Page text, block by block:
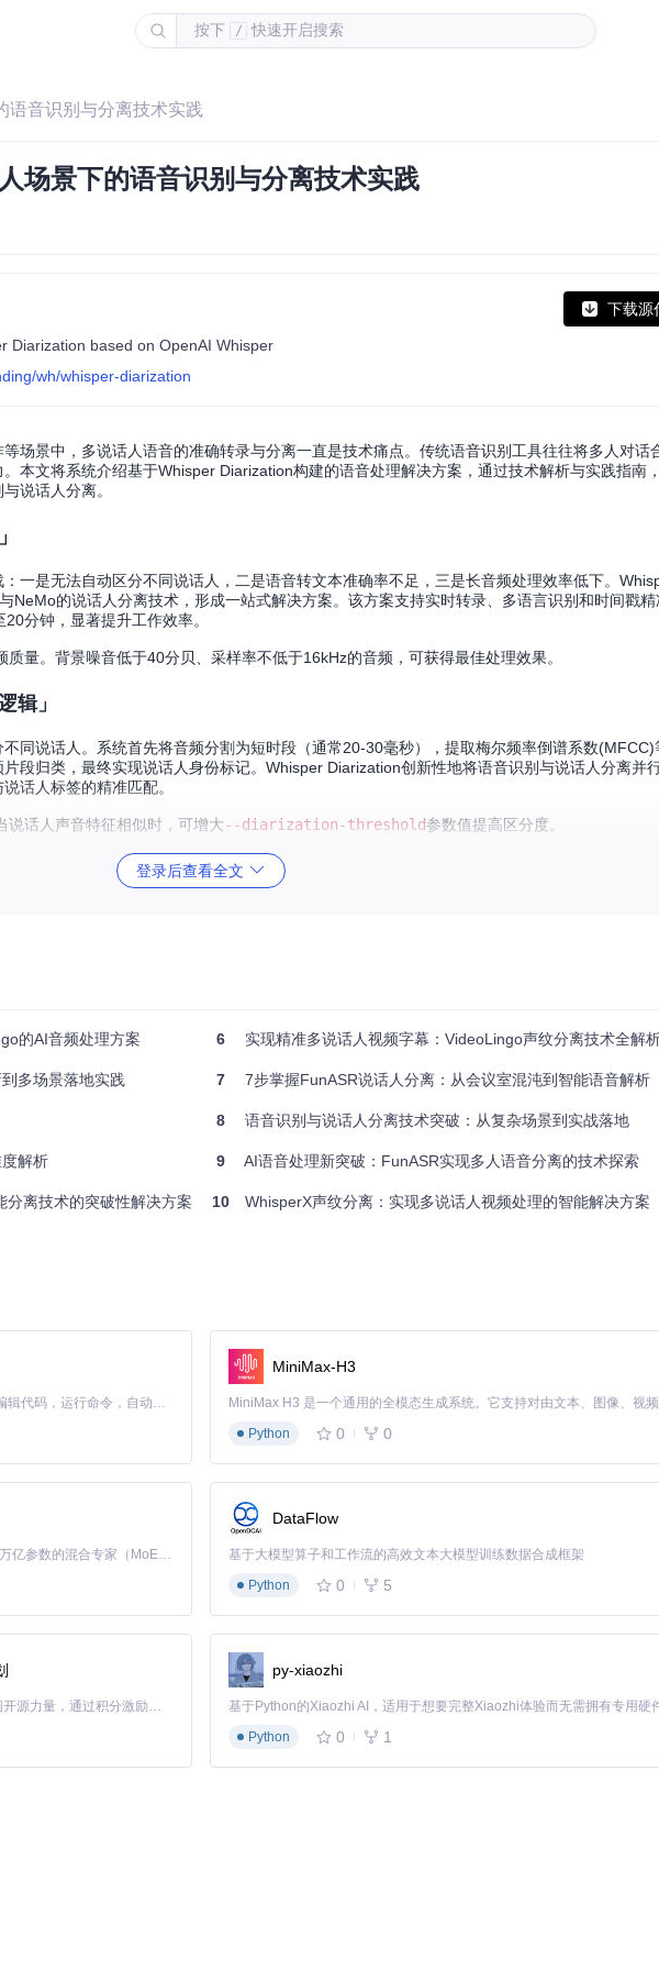
按下 / 快速开启搜索
语音识别与分离技术实践
场景下的语音识别与分离技术实践
下载源
Diarization based on OpenAI Whisper
wh/whisper-diarization
场景中，多说话人语音的准确转录与分离一直是技术痛点。传统语音识别工具往往将多人对话
本文将系统介绍基于Whisper Diarization构建的语音处理解决方案，通过技术解析与实践指南
说话人分离。
一是无法自动区分不同说话人，二是语音转文本准确率不足，三是长音频处理效率低下。
NeMo的说话人分离技术，形成一站式解决方案。该方案支持实时转录、多语言识别和时间戳精
分钟，显著提升工作效率。
量。背景噪音低于40分贝、采样率不低于16kHz的音频，可获得最佳处理效果。
辑」
同说话人。系统首先将音频分割为短时段（通常20-30毫秒），提取梅尔频率倒谱系数(MFCC)
段归类，最终实现说话人身份标记。Whisper Diarization创新性地将语音识别与说话人分离并
话人标签的精准匹配。
说话人声音特征相似时，可增大--diarization-threshold参数值提高区分度。
# Ubuntu/Debian系统
True（提升时间对齐精度）
登录后查看全文
的AI音频处理方案
多场景落地实践
解析
离技术的突破性解决方案
6 实现精准多说话人视频字幕：VideoLingo声纹分离技术全解
7 7步掌握FunASR说话人分离：从会议室混沌到智能语音解析
8 语音识别与说话人分离技术突破：从复杂场景到实战落地
9 AI语音处理新突破：FunASR实现多人语音分离的技术探索
10 WhisperX声纹分离：实现多说话人视频处理的智能解决方案
Claude Code 的开源替代方案。连接任意大模型，编辑代码，运行命令，自动验证 — 全自动执行。用 Rust 构建，极致性能。 ｜ An open-source alternative to Claude Code. Connect any LLM, edit code, run commands, and verify changes — autonomously. Built in Rust for speed. Get Started
MiniMax-H3
Python
0 0
Kimi K3 是Kimi能力最强的模型：这是一个拥有 2.8 万亿参数的混合专家（MoE）模型，具备原生视觉理解能力，并支持 100 万 token 的上下文窗口。
DataFlow
基于大模型算子和工作流的高效文本大模型训练数据合成框架
Python
0 5
「源启盛夏」暑期校园开发者成长计划旨在激活校园开源力量，通过积分激励、认证扶持、资源倾斜等形式，引导高校组织和开发者完成「入驻 — 建项目 — 做贡献 — 获认证 — 得资源」的完整闭环。无论你是想带领社团入驻平台的组织者，还是希望用代码贡献证明自己的开发者，都能在这里找到属于你的成长路径。
py-xiaozhi
Python
0 1